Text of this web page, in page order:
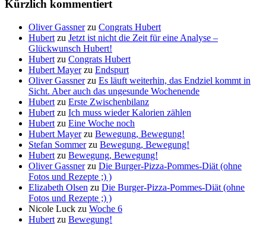
Kürzlich kommentiert
Oliver Gassnerzu Congrats Hubert
Hubert zu Jetzt ist nicht die Zeit für eine Analyse –
Glückwunsch Hubert!
Hubert zu Congrats Hubert
Hubert Mayerzu Endspurt
Oliver Gassnerzu Es läuft weiterhin, das Endziel kommt in
Sicht. Aber auch das ungesunde Wochenende
Hubert zu Erste Zwischenbilanz
Hubert zu Ich muss wieder Kalorien zählen
Hubert zu Eine Woche noch
Hubert Mayerzu Bewegung, Bewegung!
Stefan Sommerzu Bewegung, Bewegung!
Hubert zu Bewegung, Bewegung!
Oliver Gassnerzu Die Burger-Pizza-Pommes-Diät (ohne
Fotos und Rezepte ;) )
Elizabeth Olsen zu Die Burger-Pizza-Pommes-Diät (ohne
Fotos und Rezepte ;) )
Nicole Luck zu Woche 6
Hubert zu Bewegung!